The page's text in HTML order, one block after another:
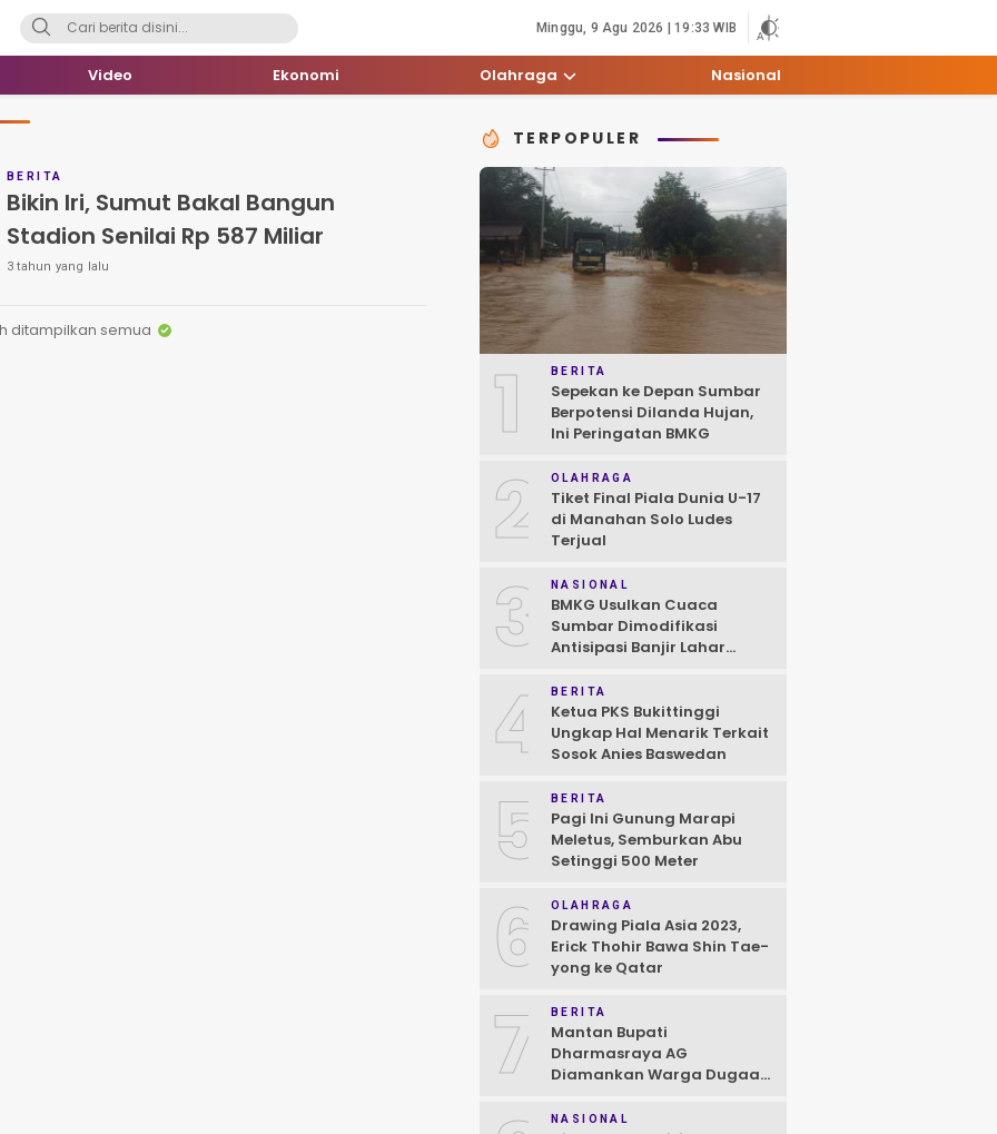
Minggu, 9 Agu 2026 | 19:33 WIB
Video Ekonomi Olahraga Nasional
BERITA
Bikin Iri, Sumut Bakal Bangun
Stadion Senilai Rp 587 Miliar
3 tahun yang lalu
ditampilkan semua
TERPOPULER
1 BERITA
Sepekan ke Depan Sumbar
Berpotensi Dilanda Hujan,
Ini Peringatan BMKG
2 OLAHRAGA
Tiket Final Piala Dunia U-17
di Manahan Solo Ludes
Terjual
3 NASIONAL
BMKG Usulkan Cuaca
Sumbar Dimodifikasi
Antisipasi Banjir Lahar
4 BERITA
Ketua PKS Bukittinggi
Ungkap Hal Menarik Terkait
Sosok Anies Baswedan
5 BERITA
Pagi Ini Gunung Marapi
Meletus, Semburkan Abu
Setinggi 500 Meter
6 OLAHRAGA
Drawing Piala Asia 2023,
Erick Thohir Bawa Shin Tae-
yong ke Qatar
7 BERITA
Mantan Bupati
Dharmasraya AG
Diamankan Warga Dugaan
NASIONAL